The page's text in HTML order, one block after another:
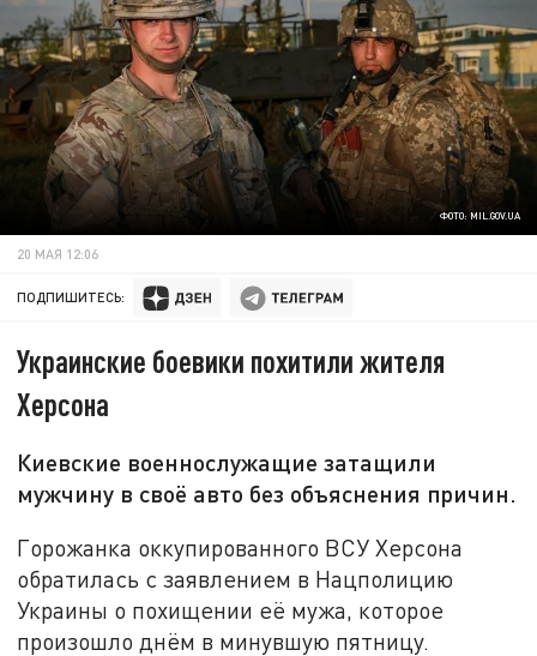
ФОТО: MIL.GOV.UA
20 МАЯ 12:06
ПОДПИШИТЕСЬ:
Украинские боевики похитили жителя
Херсона
Киевские военнослужащие затащили
мужчину в своё авто без объяснения причин.
Горожанка оккупированного ВСУ Херсона
обратилась с заявлением в Нацполицию
Украины о похищении её мужа, которое
произошло днём в минувшую пятницу.